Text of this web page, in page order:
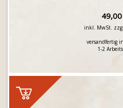
inkl. MwSt.
versandfertig
1-2